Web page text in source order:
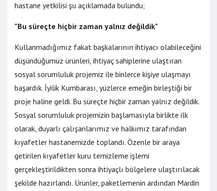
hastane yetkilisi şu açıklamada bulundu;
"Bu süreçte hiçbir zaman yalnız değildik"
Kullanmadığımız fakat başkalarının ihtiyacı olabileceğini
düşündüğümüz ürünleri, ihtiyaç sahiplerine ulaştıran
sosyal sorumluluk projemiz ile binlerce kişiye ulaşmayı
başardık. İyilik Kumbarası, yüzlerce emeğin birleştiği bir
proje haline geldi. Bu süreçte hiçbir zaman yalnız değildik.
Sosyal sorumluluk projemizin başlamasıyla birlikte ilk
olarak, duyarlı çalışanlarımız ve halkımız tarafından
kıyafetler hastanemizde toplandı. Özenle bir araya
getirilen kıyafetler kuru temizleme işlemi
gerçekleştirildikten sonra ihtiyaçlı bölgelere ulaştırılacak
şekilde hazırlandı. Ürünler, paketlemenin ardından Mardin